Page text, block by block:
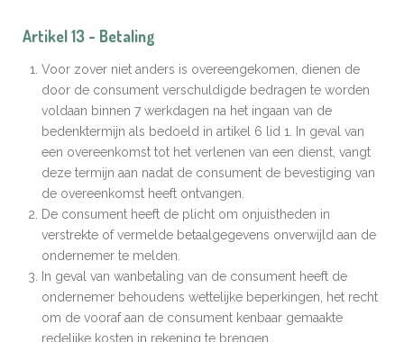
Artikel 13 - Betaling
Voor zover niet anders is overeengekomen, dienen de
door de consument verschuldigde bedragen te worden
voldaan binnen 7 werkdagen na het ingaan van de
bedenktermijn als bedoeld in artikel 6 lid 1. In geval van
een overeenkomst tot het verlenen van een dienst, vangt
deze termijn aan nadat de consument de bevestiging van
de overeenkomst heeft ontvangen.
De consument heeft de plicht om onjuistheden in
verstrekte of vermelde betaalgegevens onverwijld aan de
ondernemer te melden.
In geval van wanbetaling van de consument heeft de
ondernemer behoudens wettelijke beperkingen, het recht
om de vooraf aan de consument kenbaar gemaakte
redelijke kosten in rekening te brengen.